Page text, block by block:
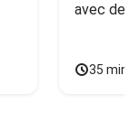
avec des
35